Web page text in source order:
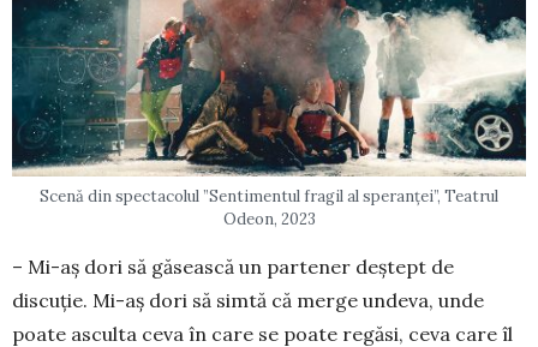
Scenă din spectacolul ”Sentimentul fragil al speranței”, Teatrul
Odeon, 2023
– Mi-aș dori să găsească un parte­ner deștept de
discuție. Mi-aș dori să sim­tă că merge undeva, unde
poate as­cul­ta ceva în care se poate regăsi, ceva care îl